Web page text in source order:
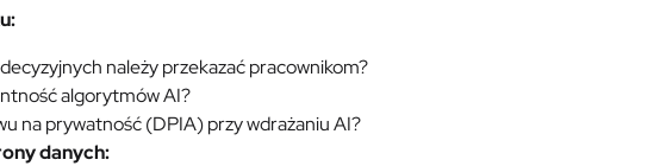
należy przekazać pracownikom?
algorytmów AI?
na prywatność (DPIA) przy wdrażaniu AI?
danych: